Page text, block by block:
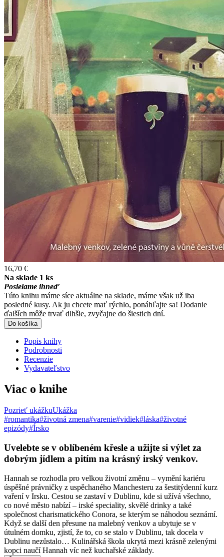
16,70 €
Na sklade 1 ks
Posielame ihneď
Túto knihu máme síce aktuálne na sklade, máme však už iba
posledné kusy. Ak ju chcete mať rýchlo, ponáhľajte sa! Dodanie
ďalších môže trvať dlhšie, zvyčajne do šiestich dní.
Do košíka
Popis knihy
Podrobnosti
Recenzie
Vydavateľstvo
Viac o knihe
Pozrieť ukážkuUkážka
#romantika#životná zmena#varenie#vidiek#láska#životné
epizódy#Írsko
Uvelebte se v oblíbeném křesle a užijte si výlet za
dobrým jídlem a pitím na krásný irský venkov.
Hannah se rozhodla pro velkou životní změnu – vymění kariéru
úspěšné právničky z uspěchaného Manchesteru za šestitýdenní kurz
vaření v Irsku. Cestou se zastaví v Dublinu, kde si užívá všechno,
co nové město nabízí – irské speciality, skvělé drinky a také
společnost charismatického Conora, se kterým se náhodou seznámí.
Když se další den přesune na malebný venkov a ubytuje se v
útulném domku, zjistí, že to, co se stalo v Dublinu, tak docela v
Dublinu nezůstalo… Kulinářská škola ukrytá mezi krásně zelenými
kopci naučí Hannah víc než kuchařské základy.